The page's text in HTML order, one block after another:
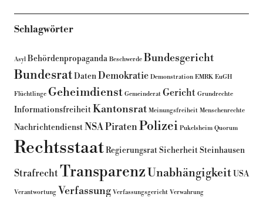
Schlagwörter
Asyl Behördenpropaganda Beschwerde Bundesgericht
BundesratDatenDemokratie Demonstration EMRK EuGH
Flüchtlinge Geheimdienst Gemeinderat Gericht Grundrechte
InformationsfreiheitKantonsrat Meinungsfreiheit Menschenrechte
NachrichtendienstNSAPiratenPolizei Pukelsheim Quorum
RechtsstaatRegierungsratSicherheitSteinhausen
StrafrechtTransparenzUnabhängigkeitUSA
Verantwortung Verfassung Verfassungsgericht Verwahrung